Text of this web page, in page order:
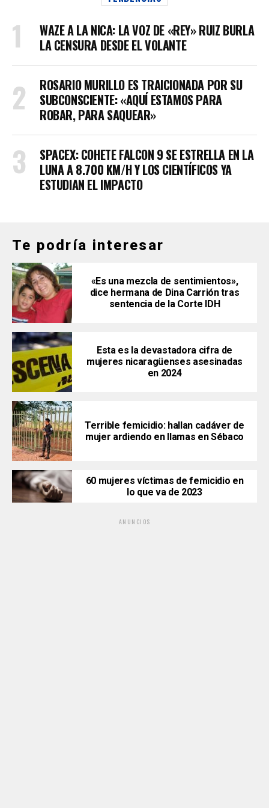
WAZE A LA NICA: LA VOZ DE «REY» RUIZ BURLA
LA CENSURA DESDE EL VOLANTE
ROSARIO MURILLO ES TRAICIONADA POR SU
SUBCONSCIENTE: «AQUÍ ESTAMOS PARA
ROBAR, PARA SAQUEAR»
SPACEX: COHETE FALCON 9 SE ESTRELLA EN LA
LUNA A 8.700 KM/H Y LOS CIENTÍFICOS YA
ESTUDIAN EL IMPACTO
Te podría interesar
«Es una mezcla de sentimientos»,
dice hermana de Dina Carrión tras
sentencia de la Corte IDH
Esta es la devastadora cifra de
mujeres nicaragüenses asesinadas
en 2024
Terrible femicidio: hallan cadáver de
mujer ardiendo en llamas en Sébaco
60 mujeres víctimas de femicidio en
lo que va de 2023
ANUNCIOS